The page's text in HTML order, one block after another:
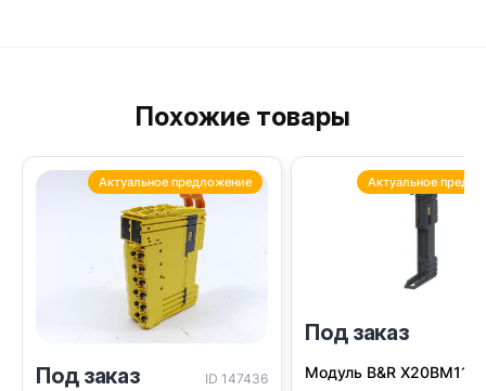
Похожие товары
Актуальное предложение
Под заказ ID 147436
Актуальное
Под заказ
Модуль B&R Х20BM11